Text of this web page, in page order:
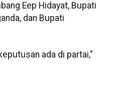
Eep Hidayat, Bupati
dan Bupati
ada di partai,"